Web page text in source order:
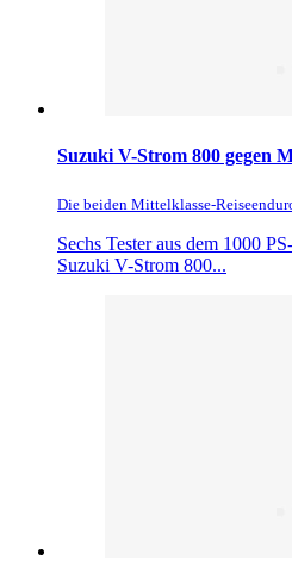
Suzuki V-Strom 800 gegen
Die beiden Mittelklasse-
Sechs Tester aus dem 1000
Suzuki V-Strom 800...